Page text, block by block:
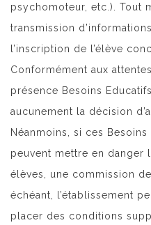
psychomoteur, etc.). Tout
transmission
l’inscription de l’élève
Conformément aux
présence Besoins
aucunement la décision
Néanmoins, si ces
peuvent mettre en danger
élèves, une commission
échéant, l’établissement
placer des conditions